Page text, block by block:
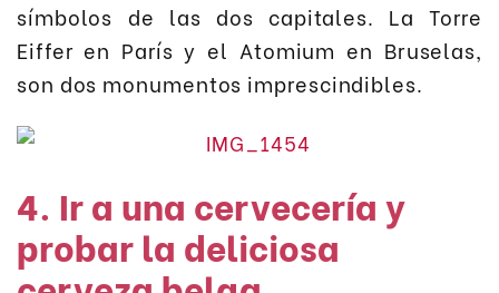
símbolos de las dos capitales. La Torre
Eiffer en París y el Atomium en Bruselas,
son dos monumentos imprescindibles.
4. Ir a una cervecería y
probar la deliciosa